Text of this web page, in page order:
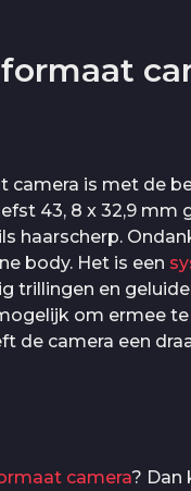
is met de
43, 8 x 32,9 mm
haarscherp.
body. Het is een
trillingen en
om ermee
de camera een
camera? Dan